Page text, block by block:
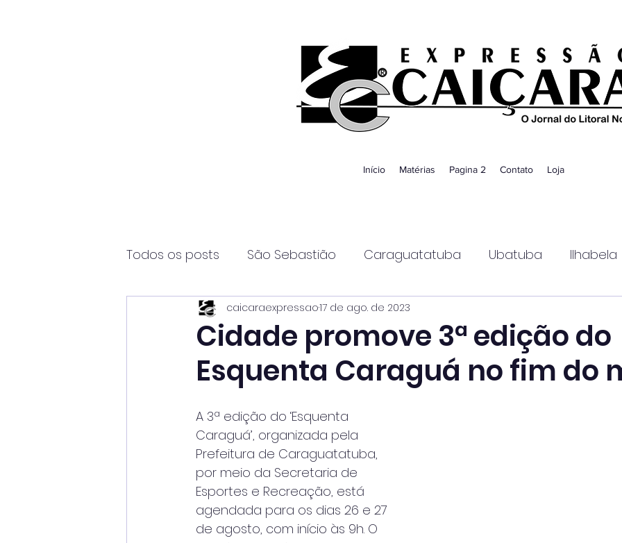
Início Matérias Pagina 2 Contato Loja
Todos os posts São Sebastião Caraguatatuba Ubatuba Ilhabela
Página2 Itanhaém Guaratinguetá
Cidade promove 3ª edição do
Esquenta Caraguá no fim do
caicaraexpressao17 de ago. de 2023
A 3ª edição do ‘Esquenta
Caraguá’, organizada pela
Prefeitura de Caraguatatuba,
por meio da Secretaria de
Esportes e Recreação, está
agendada para os dias 26 e 27
de agosto, com início às 9h. O